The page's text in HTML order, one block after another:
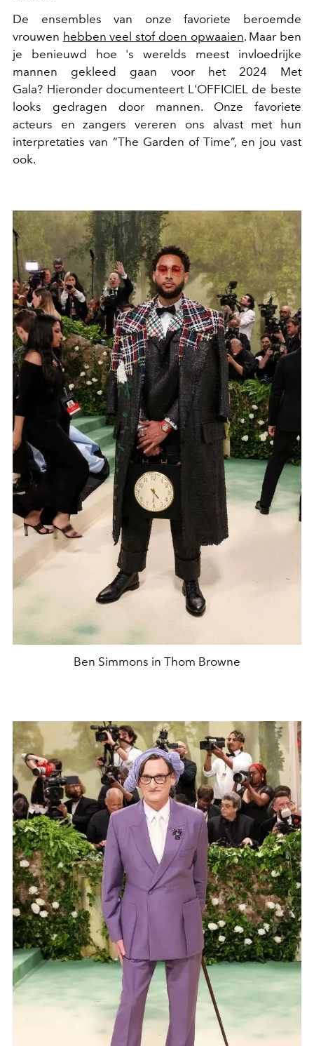
De ensembles van onze favoriete beroemde
vrouwen hebben veel stof doen opwaaien. Maar ben
je benieuwd hoe 's werelds meest invloedrijke
mannen gekleed gaan voor het 2024 Met
Gala? Hieronder documenteert L'OFFICIEL de beste
looks gedragen door mannen. Onze favoriete
acteurs en zangers vereren ons alvast met hun
interpretaties van “The Garden of Time”, en jou vast
ook.
Ben Simmons in Thom Browne